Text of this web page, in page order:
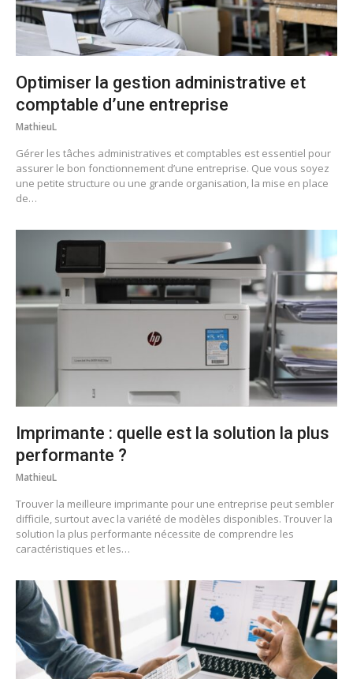
Optimiser la gestion administrative et
comptable d’une entreprise
MathieuL
Gérer les tâches administratives et comptables est essentiel pour
assurer le bon fonctionnement d’une entreprise. Que vous soyez
une petite structure ou une grande organisation, la mise en place
de…
Imprimante : quelle est la solution la plus
performante ?
MathieuL
Trouver la meilleure imprimante pour une entreprise peut sembler
difficile, surtout avec la variété de modèles disponibles. Trouver la
solution la plus performante nécessite de comprendre les
caractéristiques et les…